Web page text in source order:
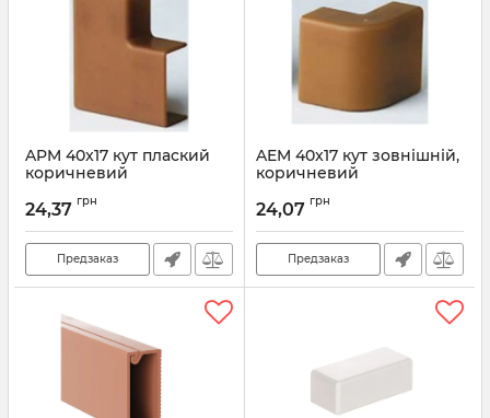
APM 40x17 кут плаский
коричневий
24,37 грн
Предзаказ
AEM 40x17 кут зовнішній,
коричневий
24,07 грн
Предзаказ